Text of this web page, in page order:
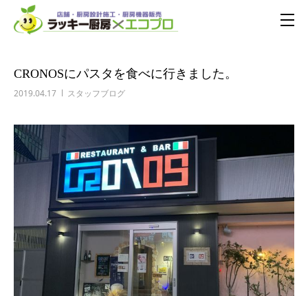
CRONOSにパスタを食べに行きました。
2019.04.17 スタッフブログ